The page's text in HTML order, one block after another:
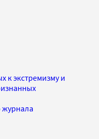
к экстремизму и
журнала